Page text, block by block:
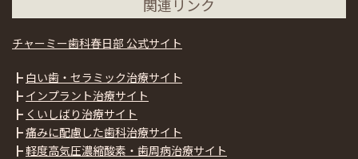
関連リンク
チャーミー歯科春日部 公式サイト
┣ 白い歯・セラミック治療サイト
┣ インプラント治療サイト
┣ くいしばり治療サイト
┣痛みに配慮した歯科治療サイト
┣軽度高気圧濃縮酸素・歯周病治療サイト